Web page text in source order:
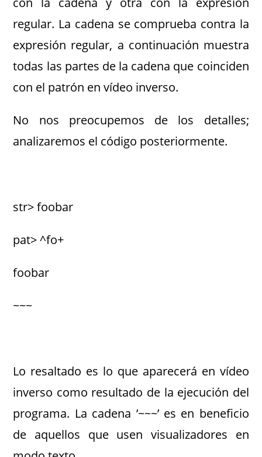
regular. La cadena se comprueba contra la
expresión regular, a continuación muestra
todas las partes de la cadena que coinciden
con el patrón en vídeo inverso.
No nos preocupemos de los detalles;
analizaremos el código posteriormente.
str> foobar
pat> ^fo+
foobar
~~~
Lo resaltado es lo que aparecerá en vídeo
inverso como resultado de la ejecución del
programa. La cadena ’~~~’ es en beneficio
de aquellos que usen visualizadores en